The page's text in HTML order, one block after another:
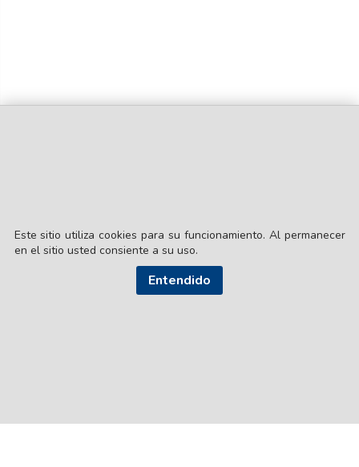
Director Editorial: Lic. Gustavo Eduardo Ick
Este sitio utiliza cookies para su funcionamiento. Al permanecer
en el sitio usted consiente a su uso.
Entendido